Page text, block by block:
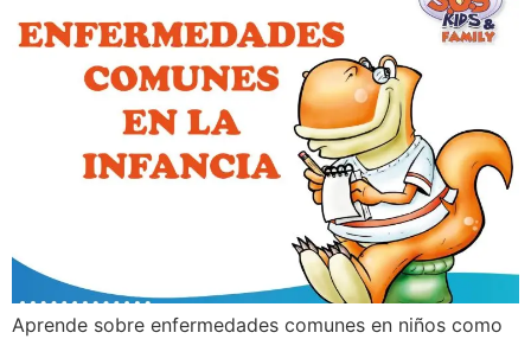
Aprende sobre enfermedades comunes en niños como